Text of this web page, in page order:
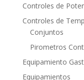
Controles de
Controles de
Conjuntos
Pirometros
Equipamiento
Equipamientos